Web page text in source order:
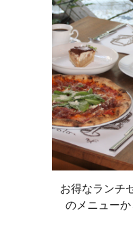
お得なランチ
のメニュー